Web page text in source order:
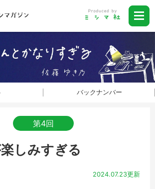
バックナンバー
第4回
しみすぎる
2024.07.23更新